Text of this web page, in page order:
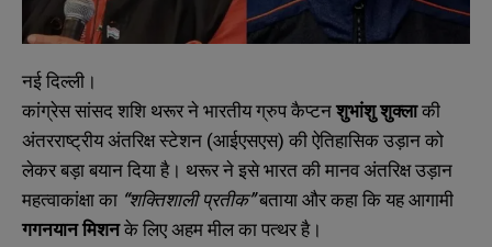
नई दिल्ली।
कांग्रेस सांसद शशि थरूर ने भारतीय ग्रुप कैप्टनशुभांशु शुक्लाकी
अंतरराष्ट्रीय अंतरिक्ष स्टेशन (आईएसएस) की ऐतिहासिक उड़ान को
लेकर बड़ा बयान दिया है। थरूर ने इसे भारत की मानव अंतरिक्ष उड़ान
महत्वाकांक्षा का “शक्तिशाली प्रतीक”बताया और कहा कि यह आगामी
गगनयान मिशनके लिए अहम मील का पत्थर है।